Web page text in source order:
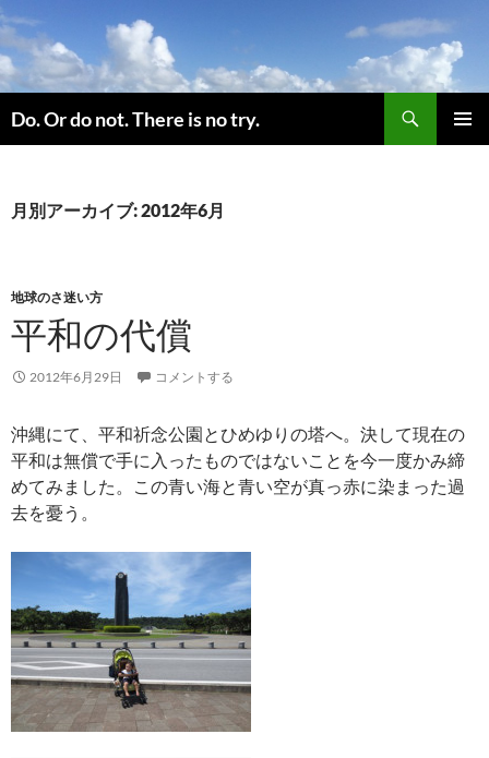
コ
ン
テ
ン
ツ
へ
ッ
Do. Or do not. There is no try.
索
月別アーカイブ: 2012年6月
地球のさ迷い方
平和の代償
2012年6月29日 コメントする
沖縄にて、平和祈念公園とひめゆりの塔へ。決して現在の
平和は無償で手に入ったものではないことを今一度かみ締
めてみました。この青い海と青い空が真っ赤に染まった過
去を憂う。